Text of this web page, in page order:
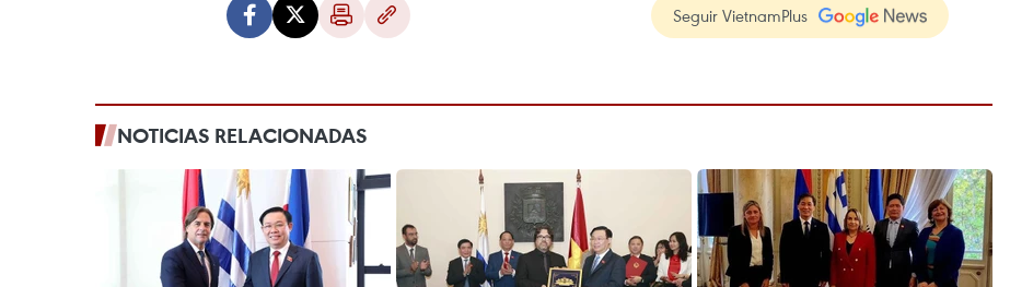
Seguir VietnamPlus
NOTICIAS RELACIONADAS